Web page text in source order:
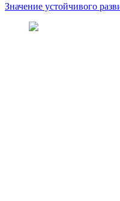
Значение устойчивого